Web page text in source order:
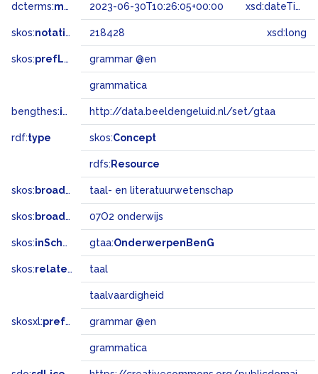
dcterms:modified 2023-06-30T10:26:05+00:00 xsd:dateTime
skos:notation 218428 xsd:long
skos:prefLabel grammar @en
grammatica
bengthes:inSet http://data.beeldengeluid.nl/set/gtaa
rdf:type skos:Concept
rdfs: Resource
skos: broader taal- en literatuurwetenschap
skos: broadMatch 07O2 onderwijs
skos:inScheme gtaa:OnderwerpenBenG
skos:related taal
taalvaardigheid
skosxl:prefLabel grammar @en
grammatica